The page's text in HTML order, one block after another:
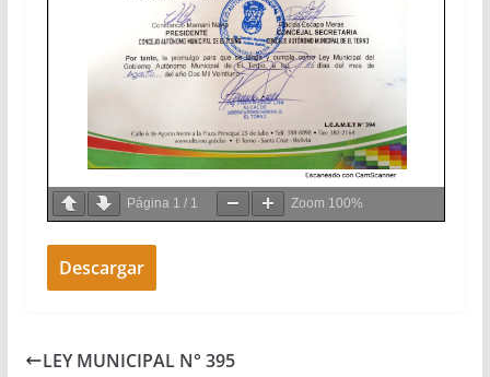
Página 1 / 1 Zoom 100%
Descargar
LEY MUNICIPAL N° 395